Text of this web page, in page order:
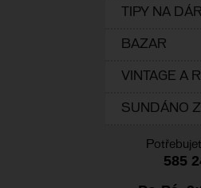
TIPY NA
BAZAR
VINTAGE A
SUNDÁNO
585